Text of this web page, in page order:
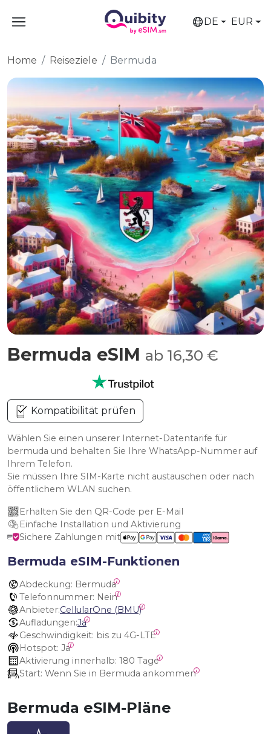
DE EUR
Home Reiseziele Bermuda
Bermuda eSIM ab 16,30 €
Kompatibilität prüfen
Wählen Sie einen unserer Internet-Datentarife für
bermuda und behalten Sie Ihre WhatsApp-Nummer auf
Ihrem Telefon.
Sie müssen Ihre SIM-Karte nicht austauschen oder nach
öffentlichem WLAN suchen.
Erhalten Sie den QR-Code per E-Mail
Einfache Installation und Aktivierung
Sichere Zahlungen mit
Bermuda eSIM-Funktionen
Abdeckung: Bermuda
Telefonnummer: Nein
Anbieter:CellularOne (BMU)
Aufladungen:Ja
Geschwindigkeit: bis zu 4G-LTE
Hotspot: Ja
Aktivierung innerhalb: 180 Tage
Start: Wenn Sie in Bermuda ankommen
Bermuda eSIM-Pläne